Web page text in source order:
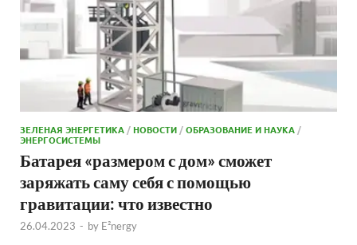
ЗЕЛЕНАЯ ЭНЕРГЕТИКА/НОВОСТИ/ОБРАЗОВАНИЕ И НАУКА/
ЭНЕРГОСИСТЕМЫ
Батарея «размером с дом» сможет
заряжать саму себя с помощью
гравитации: что известно
26.04.2023 - by E²nergy